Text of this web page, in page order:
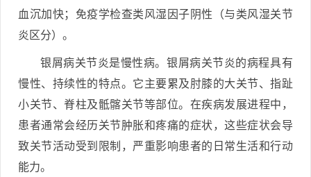
血沉加快；免疫学检查类风湿因子阴性（与类风湿关节
炎区分）。
银屑病关节炎是慢性病。银屑病关节炎的病程具有
慢性、持续性的特点。它主要累及肘膝的大关节、指趾
小关节、脊柱及骶髂关节等部位。在疾病发展进程中，
患者通常会经历关节肿胀和疼痛的症状，这些症状会导
致关节活动受到限制，严重影响患者的日常生活和行动
能力。